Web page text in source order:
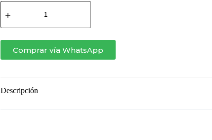
Mesa
de
Soul
cantidad
Comprar vía WhatsApp
Descripción